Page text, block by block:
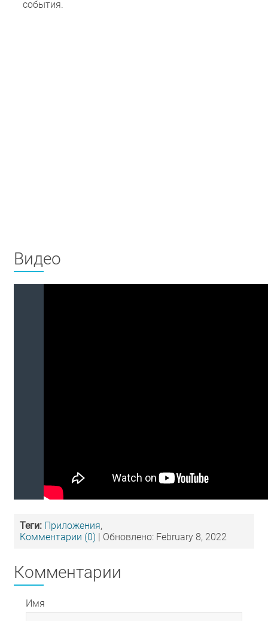
события.
Видео
Теги: Приложения,
Комментарии (0) | Обновлено: February 8, 2022
Комментарии
Имя